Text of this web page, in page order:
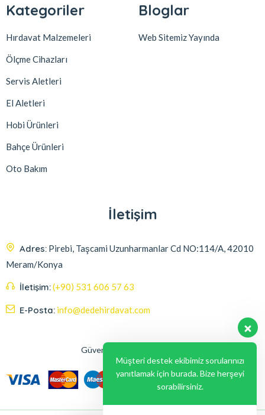
Kategoriler
Hırdavat Malzemeleri
Ölçme Cihazları
Servis Aletleri
El Aletleri
Hobi Ürünleri
Bahçe Ürünleri
Oto Bakım
Bloglar
Web Sitemiz Yayında
İletişim
Adres: Pirebi, Taşcami Uzunharmanlar Cd NO:114/A, 42010
Meram/Konya
İletişim:(+90) 531 606 57 63
E-Posta: info@dedehirdavat.com
Güvenli Ödeme Seçenekleri
Müşteri destek ekibimiz sorularınızı
yanıtlamak için burada. Bize herşeyi
sorabilirsiniz.